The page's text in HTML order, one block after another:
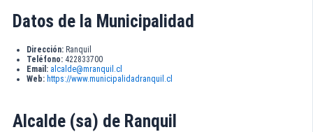
Datos de la Municipalidad
Dirección: Ranquil
Teléfono: 422833700
Email: alcalde@mranquil.cl
Web: https://www.municipalidadranquil.cl
Alcalde (sa) de Ranquil